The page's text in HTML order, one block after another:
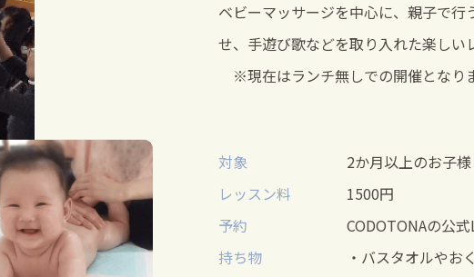
ベビーマッサージを中心に、親子で
せ、手遊び歌などを取り入れた楽しい
※現在はランチ無しでの開催となりま
対象
2か月以上のお子
レッスン料
1500円
予約
CODOTONAの公
持ち物
・バスタオルやお